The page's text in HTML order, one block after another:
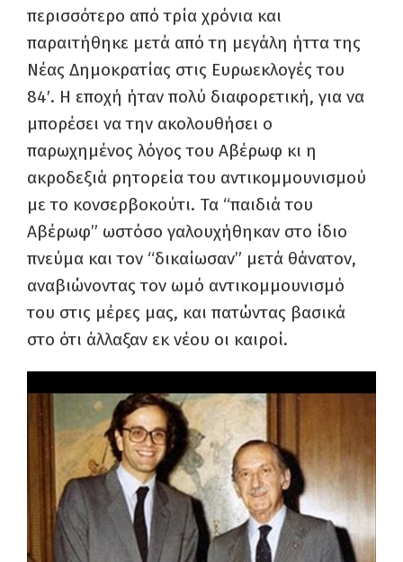
περισσότερο από τρία χρόνια και
παραιτήθηκε μετά από τη μεγάλη ήττα της
Νέας Δημοκρατίας στις Ευρωεκλογές του
84′. Η εποχή ήταν πολύ διαφορετική, για να
μπορέσει να την ακολουθήσει ο
παρωχημένος λόγος του Αβέρωφ κι η
ακροδεξιά ρητορεία του αντικομμουνισμού
με το κονσερβοκούτι. Τα “παιδιά του
Αβέρωφ” ωστόσο γαλουχήθηκαν στο ίδιο
πνεύμα και τον “δικαίωσαν” μετά θάνατον,
αναβιώνοντας τον ωμό αντικομμουνισμό
του στις μέρες μας, και πατώντας βασικά
στο ότι άλλαξαν εκ νέου οι καιροί.